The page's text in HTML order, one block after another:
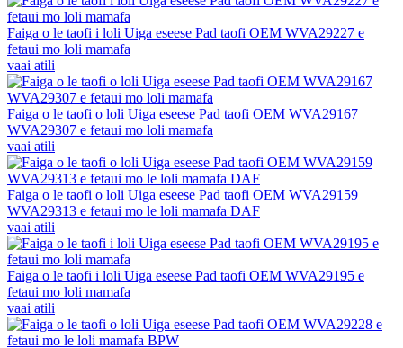
Faiga o le taofi i loli Uiga eseese Pad taofi OEM WVA29227 e
fetaui mo loli mamafa
vaai atili
Faiga o le taofi o loli Uiga eseese Pad taofi OEM WVA29167
WVA29307 e fetaui mo loli mamafa
vaai atili
Faiga o le taofi o loli Uiga eseese Pad taofi OEM WVA29159
WVA29313 e fetaui mo le loli mamafa DAF
vaai atili
Faiga o le taofi i loli Uiga eseese Pad taofi OEM WVA29195 e
fetaui mo loli mamafa
vaai atili